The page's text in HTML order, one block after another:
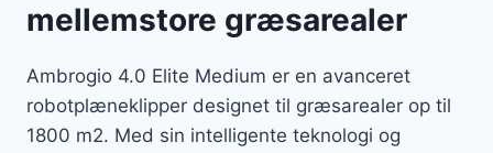
mellemstore græsarealer
Ambrogio 4.0 Elite Medium er en avanceret
robotplæneklipper designet til græsarealer op til
1800 m2. Med sin intelligente teknologi og